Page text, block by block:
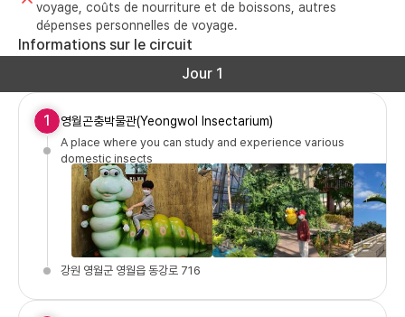
voyage, coûts de nourriture et de boissons, autres
dépenses personnelles de voyage.
Informations sur le circuit
Jour 1
1 영월곤충박물관(Yeongwol Insectarium)
A place where you can study and experience various
domestic insects
강원 영월군 영월읍 동강로 716